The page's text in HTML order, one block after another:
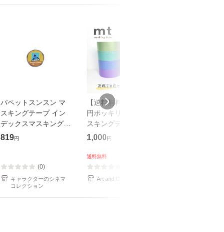
パペットスンスン マ
スキングテープ イン
デックスマスキングシ
ール イエロー
819円
(0)
キャラクターのシネマ
コレクション
【送料無料】【1,000
円ポッキリ企画】 マ
スキングテープ カモ
井加工紙 mt 高輝度単
(15mm×7m・個包装)
MT1000-18
1,000 円
送料無料
Art and Craft Lab